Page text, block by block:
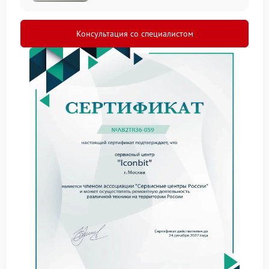
электросамокатов и сигвеев
Бренд выпускает широкий ассортимент
электротранспорта, включая гироскутеры, сигвеи и
электросамокаты. Эти устройства активно
эксплуатируются в городских условиях, что
приводит к естественному износу компонентов и
механических узлов. Наш сервисный центр Iconbit в
Казани оснащён специализированным
линейки техники данного производителя.
В процессе эксплуатации у владельцев часто
возникают следующие неисправности:
Выход из строя аккумуляторной батареи
Поломка мотор-колеса
Неисправность платы управления
электроники
Механические повреждения корпуса и осей
Консультация со специалистом